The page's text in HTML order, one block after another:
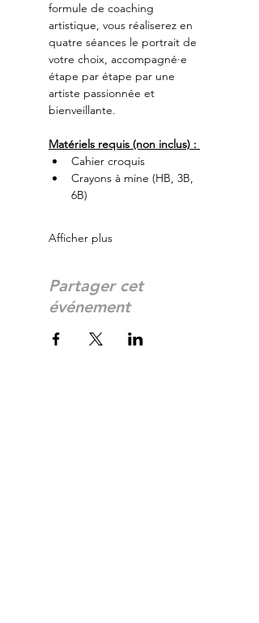
formule de coaching
artistique, vous réaliserez en
quatre séances le portrait de
votre choix, accompagné·e
étape par étape par une
artiste passionnée et
bienveillante.
Matériels requis (non inclus) :
Cahier croquis
Crayons à mine (HB, 3B,
6B)
Afficher plus
Partager cet
événement